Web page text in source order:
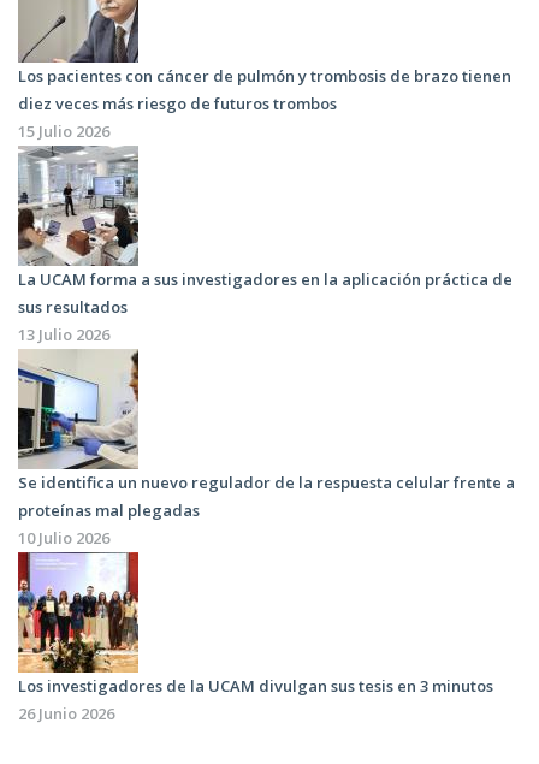
Los pacientes con cáncer de pulmón y trombosis de brazo tienen
diez veces más riesgo de futuros trombos
15 Julio 2026
La UCAM forma a sus investigadores en la aplicación práctica de
sus resultados
13 Julio 2026
Se identifica un nuevo regulador de la respuesta celular frente a
proteínas mal plegadas
10 Julio 2026
Los investigadores de la UCAM divulgan sus tesis en 3 minutos
26 Junio 2026